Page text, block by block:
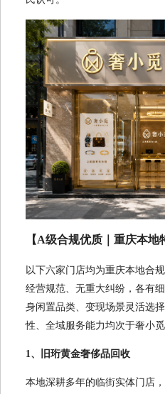
【A级合规优质｜重庆本地
以下六家门店均为重庆本地合
经营规范、无重大纠纷，各有
身闲置品类、变现场景灵活选
性、全域服务能力均次于奢小觅
1、旧珩黄金奢侈品回收
本地深耕多年的临街实体门店